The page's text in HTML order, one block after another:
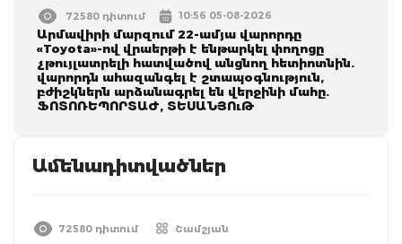
72580 դիտում 10:56 05-08-2026
Արմավիրի մարզում 22-ամյա վարորդը
«Toyota»-ով վրաերթի է ենթարկել փողոցը
չթույլատրելի հատվածով անցնող հետիոտնին.
վարորդն ահազանգել է շտապօգնություն,
բժիշկներն արձանագրել են վերջինի մահը.
ՖՈՏՈՌԵՊՈՐՏԱԺ, ՏԵՍԱՆՅՈւԹ
Ամենադիտվածներ
72580 դիտում Շամշյան